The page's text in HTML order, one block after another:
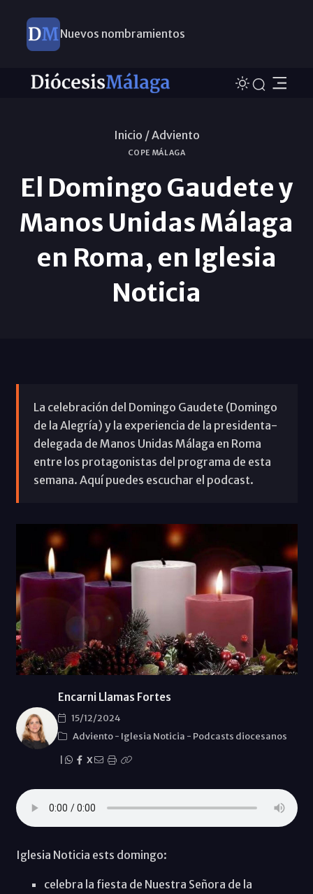
Nuevos nombramientos
Inicio /Adviento
COPE MÁLAGA
El Domingo Gaudete y
Manos Unidas Málaga
en Roma, en Iglesia
Noticia
La celebración del Domingo Gaudete (Domingo
de la Alegría) y la experiencia de la presidenta-
delegada de Manos Unidas Málaga en Roma
entre los protagonistas del programa de esta
semana. Aquí puedes escuchar el podcast.
Encarni Llamas Fortes
15/12/2024
Adviento- Iglesia Noticia - Podcasts diocesanos
X
Iglesia Noticia ests domingo:
celebra la fiesta de Nuestra Señora de la